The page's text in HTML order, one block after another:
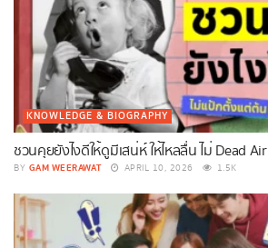
KNOWLEDGE & BIOGRAPHY
ชวนคุยยังไงดีให้ดูมีเสน่ห์ ให้ไหลลื่น ไม่ Dead Air
BY GAM WEERAWAT APRIL 10, 2026 1.5K